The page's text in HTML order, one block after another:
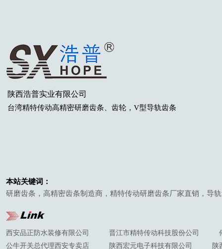
陕西浩普实业有限公司
台湾精特传动高精密研磨齿条 、齿轮 ，V型导轨齿条
西安品正防水装修有限公司 晋江市精特传动科技股份公司
公牛开关总代理西安专卖店
陕西宏元电子科技有限公司 陕
本站关键词：
研磨齿条，高精密齿条制造商，精特传动研磨齿条厂家直销，导